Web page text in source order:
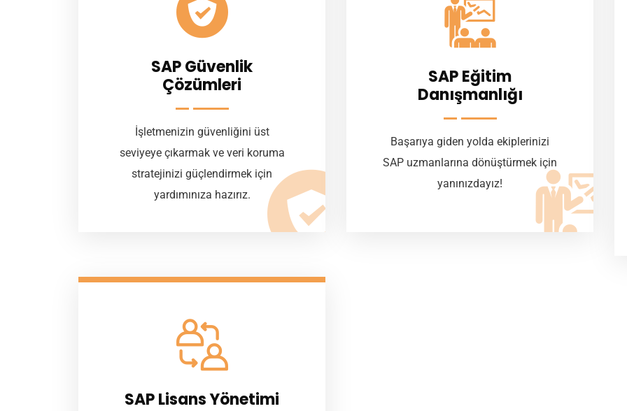
SAP Güvenlik
Çözümleri
İşletmenizin güvenliğini üst
seviyeye çıkarmak ve veri koruma
stratejinizi güçlendirmek için
yardımınıza hazırız.
SAP Eğitim
Danışmanlığı
Başarıya giden yolda ekiplerinizi
SAP uzmanlarına dönüştürmek için
yanınızdayız!
SAP Lisans Yönetimi